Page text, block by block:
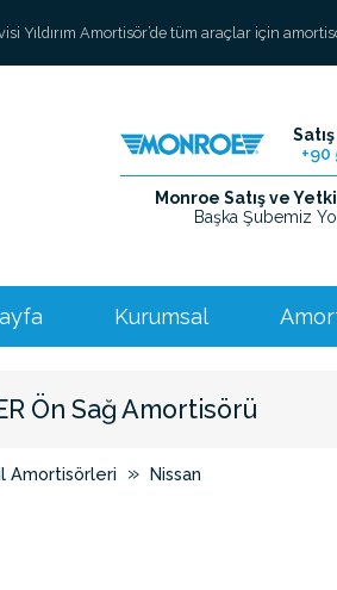
Yıldırım Amortisör’de tüm araçlar için
+90
Monroe Satış ve
Başka Şubemiz
Kurumsal
Ön Sağ Amortisörü
Amortisörleri » Nissan